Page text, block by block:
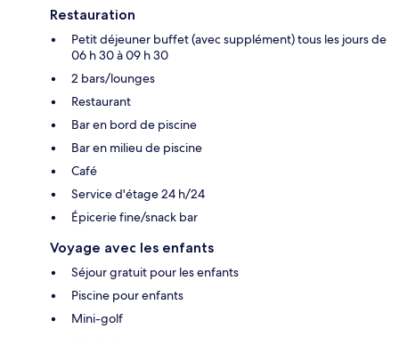
Restauration
Petit déjeuner buffet (avec supplément) tous les jours de
06 h 30 à 09 h 30
2 bars/lounges
Restaurant
Bar en bord de piscine
Bar en milieu de piscine
Café
Service d'étage 24 h/24
Épicerie fine/snack bar
Voyage avec les enfants
Séjour gratuit pour les enfants
Piscine pour enfants
Mini-golf